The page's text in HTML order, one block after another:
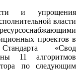
и упрощения
власти
проектов в
«Свод
11 алгоритмов
по следующим